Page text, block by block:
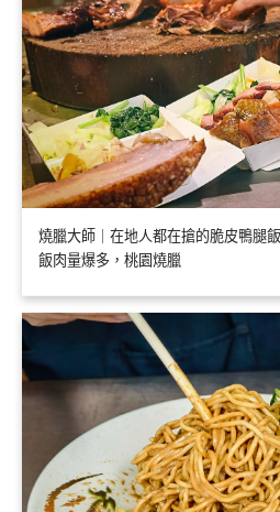
燒臘大師｜在地人都在搶的脆皮鴨腿
飯肉量爆多，桃園燒臘